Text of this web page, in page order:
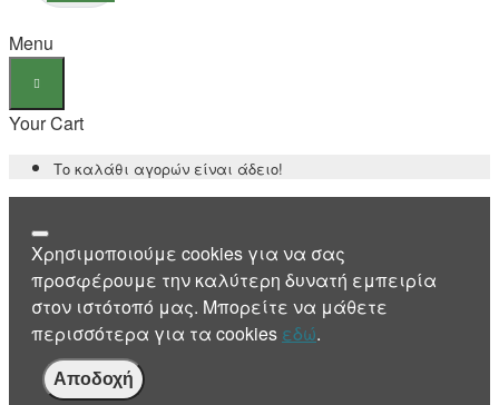
Menu
Your Cart
Το καλάθι αγορών είναι άδειο!
Χρησιμοποιούμε cookies για να σας
προσφέρουμε την καλύτερη δυνατή εμπειρία
στον ιστότοπό μας. Μπορείτε να μάθετε
περισσότερα για τα cookies εδώ.
Αποδοχή